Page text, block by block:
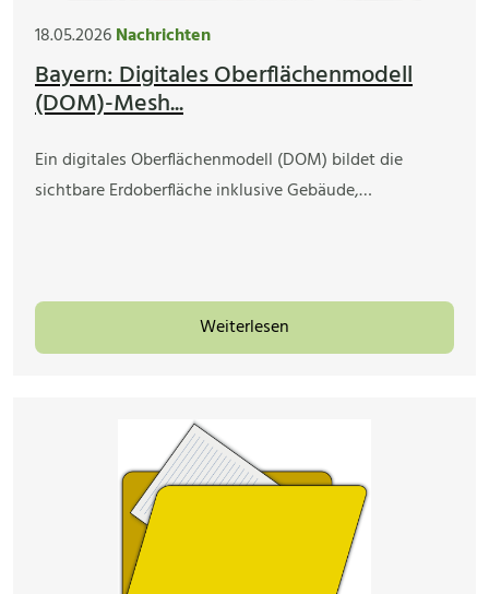
18.05.2026Nachrichten
Bayern: Digitales Oberflächenmodell
(DOM)-Mesh...
Ein digitales Oberflächenmodell (DOM) bildet die
sichtbare Erdoberfläche inklusive Gebäude,…
Weiterlesen